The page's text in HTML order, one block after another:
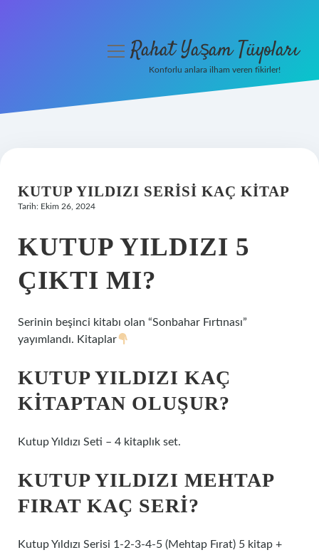
Hakkımızda
menüyüRahat Yaşam Tüyoları
Konforlu anlara ilham veren fikirler!
KUTUP YILDIZI SERISI KAÇ KITAP
Tarih: Ekim 26, 2024
KUTUP YILDIZI 5
ÇIKTI MI?
Serinin beşinci kitabı olan “Sonbahar Fırtınası”
yayımlandı. Kitaplar
KUTUP YILDIZI KAÇ
KITAPTAN OLUŞUR?
Kutup Yıldızı Seti – 4 kitaplık set.
KUTUP YILDIZI MEHTAP
FIRAT KAÇ SERI?
Kutup Yıldızı Serisi 1-2-3-4-5 (Mehtap Fırat) 5 kitap +